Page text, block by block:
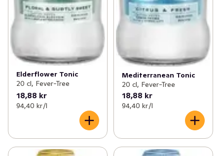
Elderflower Tonic
20 cl, Fever-Tree
18,88 kr
94,40 kr /l
Mediterranean Tonic
20 cl, Fever-Tree
18,88 kr
94,40 kr /l